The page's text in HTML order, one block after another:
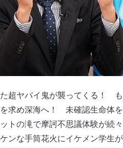
超ヤバイ鬼が襲ってくる！ も
求め深海へ！ 未確認生命体
トの滝で摩訶不思議体験が続々
ンな手筒花火にイケメン学生